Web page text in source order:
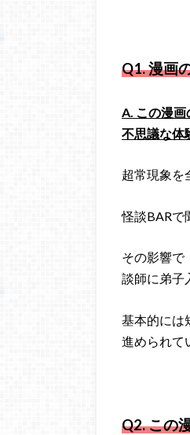
Q1.漫画
A. この漫
不思議な体
超常現象を
怪談BARで
その影響で
談師に弟子
基本的には
進められて
Q2.この